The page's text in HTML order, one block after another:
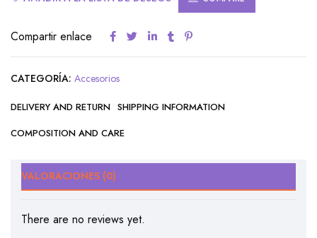
Compartir enlace
CATEGORÍA: Accesorios
DELIVERY AND RETURN SHIPPING INFORMATION
COMPOSITION AND CARE
VALORACIONES (0)
There are no reviews yet.